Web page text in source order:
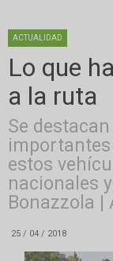
ACTUALIDAD
Lo que
a la ruta
Se
estos
nacionales
Bonazzola |
25 / 04 / 2018